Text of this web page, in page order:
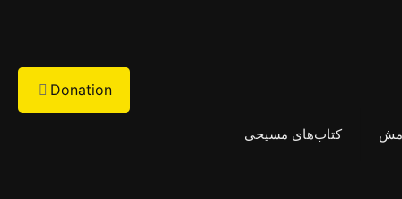
کتاب‌های مسیحی
Donation